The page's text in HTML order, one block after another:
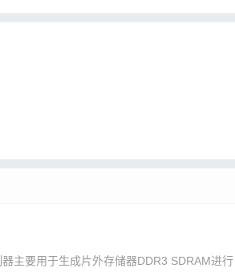
主要用于生成片外存储器DDR3 SDRAM进行